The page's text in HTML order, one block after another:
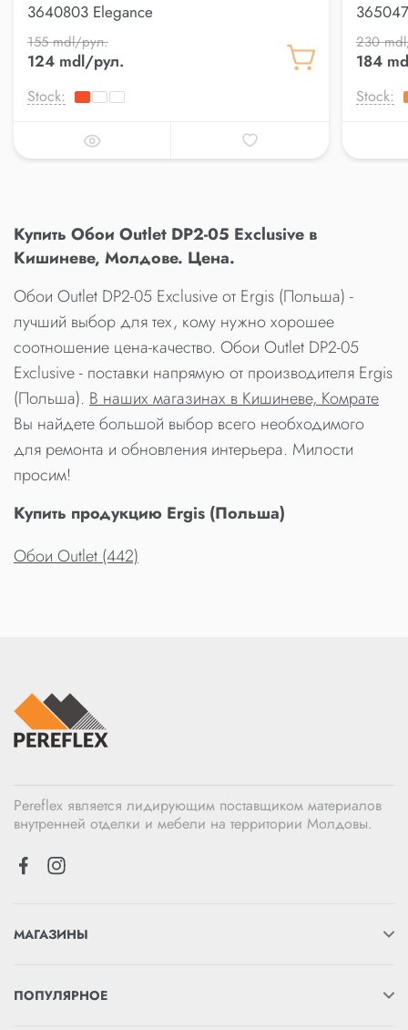
3640803 Elegance
155 mdl/рул.
124 mdl/рул.
Stock:
230
184
Stock:
Купить Обои Outlet DP2-05 Exclusive в
Кишиневе, Молдове. Цена.
Обои Outlet DP2-05 Exclusive от Ergis (Польша) -
лучший выбор для тех, кому нужно хорошее
соотношение цена-качество. Обои Outlet DP2-05
Exclusive - поставки напрямую от производителя Ergis
(Польша). В наших магазинах в Кишиневе, Комрате
Вы найдете большой выбор всего необходимого
для ремонта и обновления интерьера. Милости
просим!
Купить продукцию Ergis (Польша)
Обои Outlet (442)
Pereflex является лидирующим поставщиком материалов
внутренней отделки и мебели на территории Молдовы.
МАГАЗИНЫ
ПОПУЛЯРНОЕ